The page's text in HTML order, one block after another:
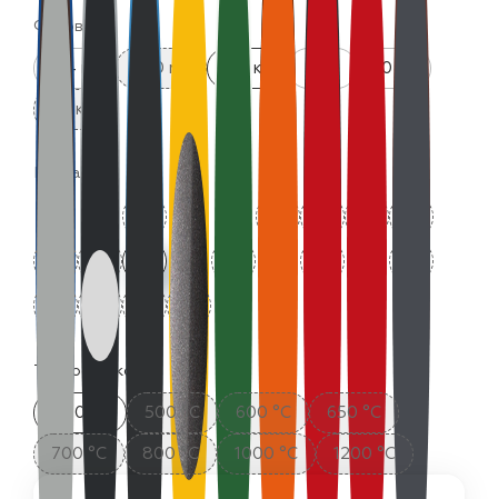
Фасовка:
0.4 кг 520 мл 0.8 кг 4 кг
10 кг
25 кг
Цвета:
Термостойкость:
400 °C 500 °C 600 °C
650 °C
700 °C
800 °C 1000 °C 1200 °C